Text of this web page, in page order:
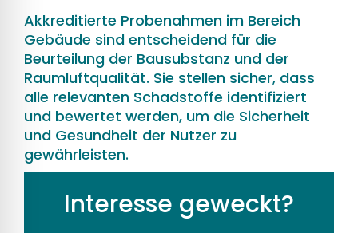
Akkreditierte Probenahmen im Bereich
Gebäude sind entscheidend für die
Beurteilung der Bausubstanz und der
Raumluftqualität. Sie stellen sicher, dass
alle relevanten Schadstoffe identifiziert
und bewertet werden, um die Sicherheit
und Gesundheit der Nutzer zu
gewährleisten.
Interesse geweckt?